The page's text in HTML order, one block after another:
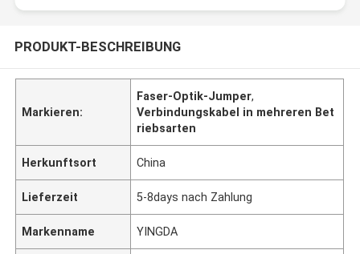
PRODUKT-BESCHREIBUNG
Markieren:
Faser-Optik-Jumper,
Verbindungskabel in mehreren Bet
riebsarten
Herkunftsort China
Lieferzeit 5-8days nach Zahlung
Markenname YINGDA